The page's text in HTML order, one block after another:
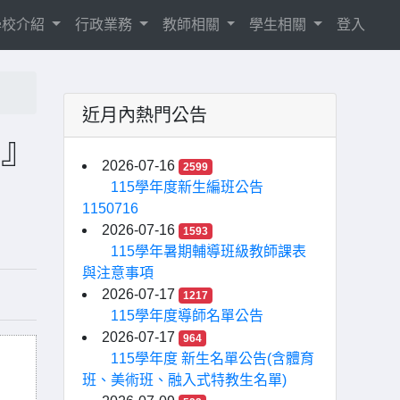
介紹 行政業務 教師相關 學生相關 登入
近月內熱門公告
2026-07-16 2599
115學年度新生編班公告
1150716
2026-07-16
1593
115學年暑期輔導班級教師課表
與注意事項
2026-07-17
1217
115學年度導師名單公告
2026-07-17
964
115學年度 新生名單公告(含體育
班、美術班、融入式特教生名單)